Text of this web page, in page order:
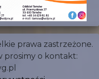
prawa zastrzeżone.
o kontakt: